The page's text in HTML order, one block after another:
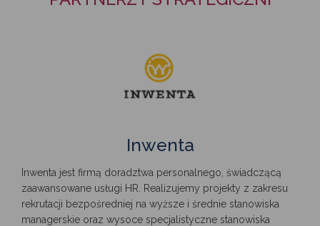
Statut stowarzyszenia
Członkowie
Badania rynku Interim Management
FAQ
Szkolenia
na bieżąco z inicjatywami mającymi wpływ na sukces
w Polsce i zagranicą.
Artykuły
Wydarzenia
Inwenta
Inwenta jest firmą doradztwa personalnego, świadczącą
zaawansowane usługi HR. Realizujemy projekty z zakresu
rekrutacji bezpośredniej na wyższe i średnie stanowiska
managerskie oraz wysoce specjalistyczne stanowiska